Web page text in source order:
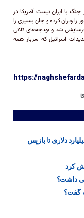
جنگ با ایران نیست. آمریکا در
را ویران کرده و جان بسیاری را
شد و بودجه‌های کلانی
اسرائیل که سربار همه
https://
تاریخی برای ایران؛ از صندوق ۳۰۰ میلیارد دلاری تا بازپس
داشت؟
گفت؟